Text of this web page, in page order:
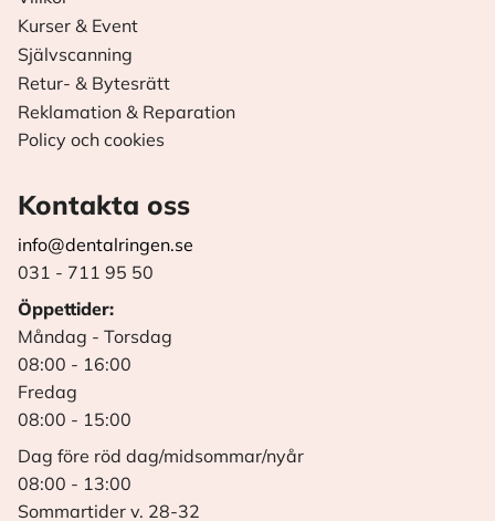
Kurser & Event
Självscanning
Retur- & Bytesrätt
Reklamation & Reparation
Policy och cookies
Kontakta oss
info@dentalringen.se
031 - 711 95 50
Öppettider:
Måndag - Torsdag
08:00 - 16:00
Fredag
08:00 - 15:00
Dag före röd dag/midsommar/nyår
08:00 - 13:00
Sommartider v. 28-32